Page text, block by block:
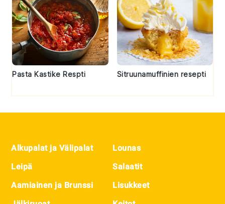
Pasta Kastike Respti Sitruunamuffinien resepti
Alkupalat ja Välipalat
Leipä
Aamiainen ja Brunssi
Lounas
Salaatit
Lisukkeet